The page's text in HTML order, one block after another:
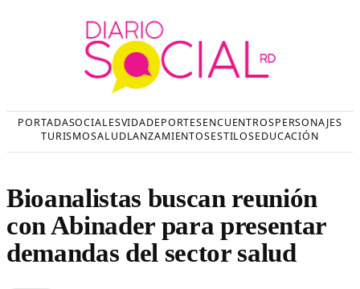
PORTADASOCIALESVIDADEPORTESENCUENTROSPERSONAJES
TURISMOSALUDLANZAMIENTOSESTILOSEDUCACIÓN
Bioanalistas buscan reunión
con Abinader para presentar
demandas del sector salud